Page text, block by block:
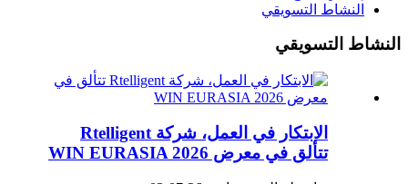
النشاط التسويقي
النشاط التسويقي
الابتكار في العمل، شركة Rtelligent
تتألق في معرض WIN EURASIA 2026